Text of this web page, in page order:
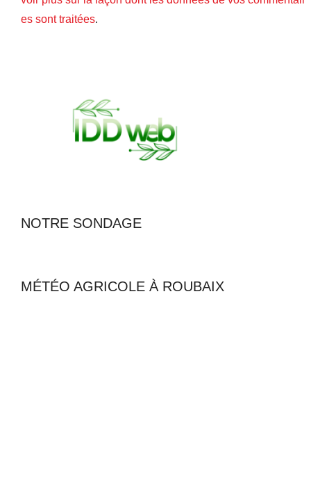
es sont traitées.
NOTRE SONDAGE
MÉTÉO AGRICOLE À ROUBAIX